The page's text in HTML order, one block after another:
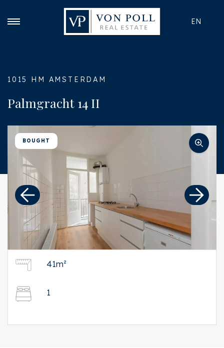
EN
1015 HM AMSTERDAM
Palmgracht 14 II
BOUGHT
41m²
1